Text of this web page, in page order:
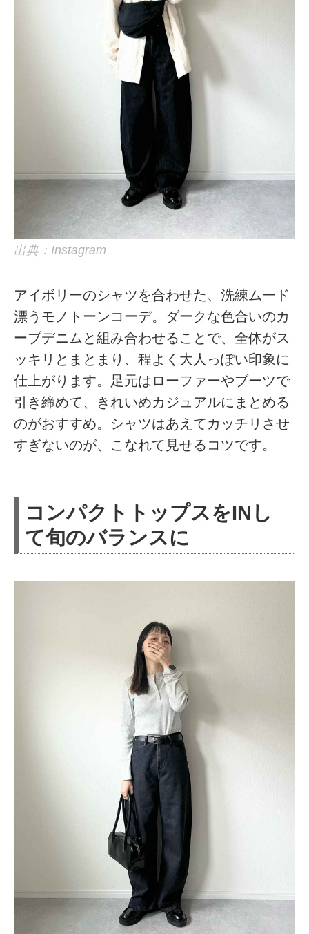
出典：Instagram
アイボリーのシャツを合わせた、洗練ムード
漂うモノトーンコーデ。ダークな色合いのカ
ーブデニムと組み合わせることで、全体がス
ッキリとまとまり、程よく大人っぽい印象に
仕上がります。足元はローファーやブーツで
引き締めて、きれいめカジュアルにまとめる
のがおすすめ。シャツはあえてカッチリさせ
すぎないのが、こなれて見せるコツです。
コンパクトトップスをINし
て旬のバランスに